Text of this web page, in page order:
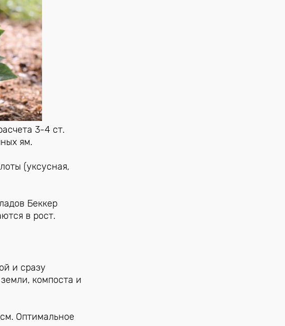
3-4 ст.
ям.
(уксусная,
Беккер
в рост.
и сразу
компоста и
Оптимальное